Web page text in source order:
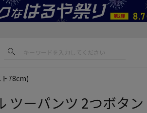
ト78cm)
ーパンツ 2つボタン